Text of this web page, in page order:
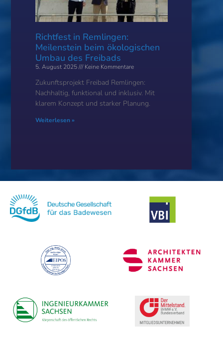
Richtfest in Remlingen:
Meilenstein beim ökologischen
Umbau des Freibads
5. August 2025 Keine Kommentare
Zukunftsprojekt Freibad Remlingen:
Nachhaltig, funktional und inklusiv. Mit
klarem Konzept und starker Planung.
Weiterlesen »